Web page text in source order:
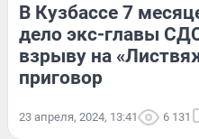
В Кузбассе 7
дело экс-главы
взрыву на
приговор
23 апреля, 2024, 13:41 6 131